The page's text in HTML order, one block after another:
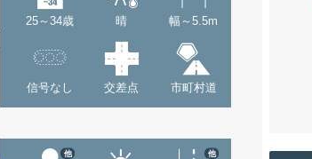
25～34歳 晴 幅～5.5m
信号なし 交差点 市町村道
他 他